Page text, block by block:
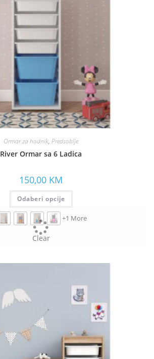
Ormar za hodnik, Predsoblje
River Ormar sa 6 Ladica
150,00 KM
Odaberi opcije
+1 More
Clear